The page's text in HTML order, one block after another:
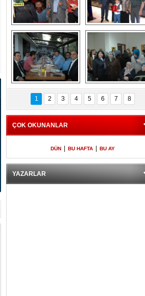
Gölbaşı GAZZE
İÇİN YÜRÜDÜ
Kaymakamlıktan
iftar yemeği
Kaymakamlıktan
iftar yemeği
NERGÜL
YILDIRIM SEÇİM
BÜROSUNU AÇTI
1 2 3 4 5 6 7 8
ÇOK OKUNANLAR
DÜN BU HAFTA BU AY
YAZARLAR